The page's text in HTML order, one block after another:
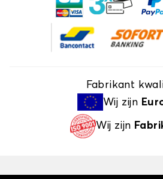
Fabrikant
Wij zijn
Wij zijn